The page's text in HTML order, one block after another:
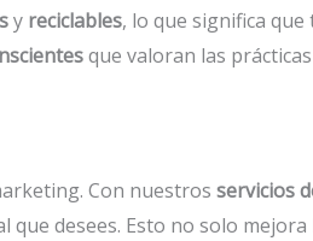
y reciclables, lo que significa
que valoran las
Con nuestros servicios
que desees. Esto no solo mejora